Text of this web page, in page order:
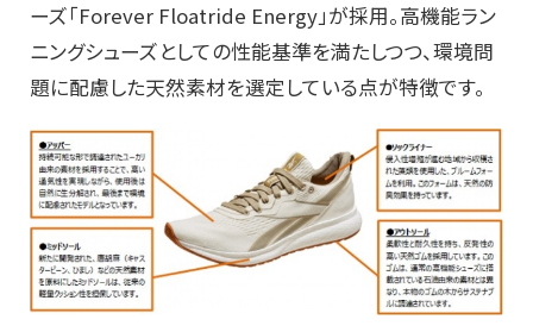
ーズ「Forever Floatride Energy」が採用。高機能ラン
ニングシューズとしての性能基準を満たしつつ、環境問
題に配慮した天然素材を選定している点が特徴です。